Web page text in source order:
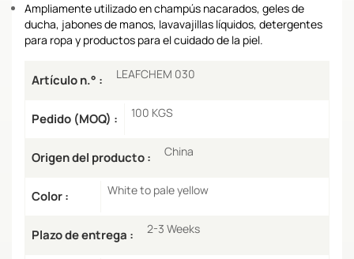
Ampliamente utilizado en champús nacarados, geles de
ducha, jabones de manos, lavavajillas líquidos, detergentes
para ropa y productos para el cuidado de la piel.
Artículo n.° : LEAFCHEM 030
Pedido (MOQ) : 100 KGS
Origen del producto : China
Color : White to pale yellow
Plazo de entrega : 2-3 Weeks